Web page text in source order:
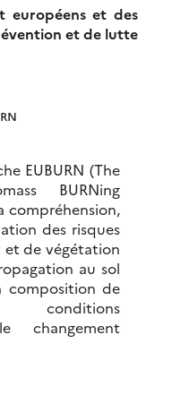
européens et des
et de lutte
EUBURN (The
BURNing
compréhension,
des risques
et de végétation
au sol
composition de
conditions
changement